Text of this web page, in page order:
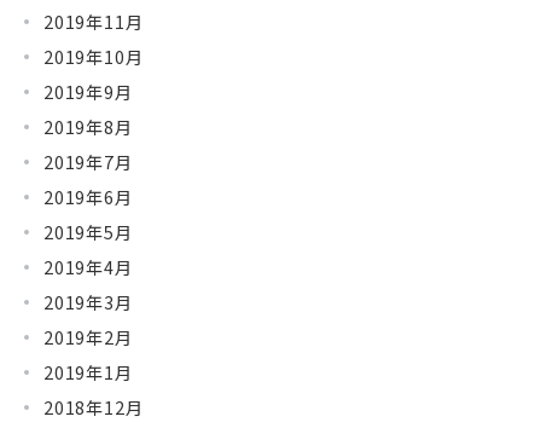
2019年11月
2019年10月
2019年9月
2019年8月
2019年7月
2019年6月
2019年5月
2019年4月
2019年3月
2019年2月
2019年1月
2018年12月